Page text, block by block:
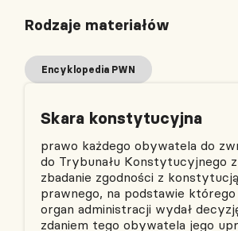
Skara konstytucyjna
prawo każdego obywatela do
do Trybunału Konstytucyjnego
zbadanie zgodności z
prawnego, na podstawie którego
organ administracji wydał
zdaniem tego obywatela jego
Rodzaje materiałów
Encyklopedia PWN